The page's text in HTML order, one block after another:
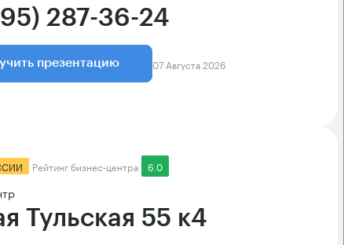
287-36-24
презентацию 07 Августа 2026
Рейтинг бизнес-центра 6.0
Тульская 55 к4